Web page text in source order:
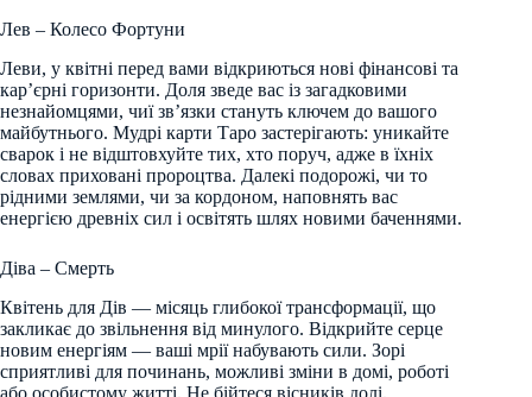
Лев – Колесо Фортуни
Леви, у квітні перед вами відкриються нові фінансові та
кар’єрні горизонти. Доля зведе вас із загадковими
незнайомцями, чиї зв’язки стануть ключем до вашого
майбутнього. Мудрі карти Таро застерігають: уникайте
сварок і не відштовхуйте тих, хто поруч, адже в їхніх
словах приховані пророцтва. Далекі подорожі, чи то
рідними землями, чи за кордоном, наповнять вас
енергією древніх сил і освітять шлях новими баченнями.
Діва – Смерть
Квітень для Дів — місяць глибокої трансформації, що
закликає до звільнення від минулого. Відкрийте серце
новим енергіям — ваші мрії набувають сили. Зорі
сприятливі для починань, можливі зміни в домі, роботі
або особистому житті. Не бійтеся вісників долі.